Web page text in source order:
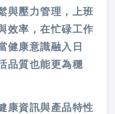
與壓力管理，上班
效率，在忙碌工作
健康意識融入日
品質也能更為穩
康資訊與產品特性